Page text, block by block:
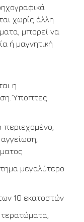
χωρίς άλλη
μπορεί να
ή μαγνητική
η
Ύποπτες
μεγαλύτερο
10 εκατοστών
τερατώματα,